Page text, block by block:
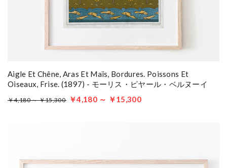
Aigle Et Chêne, Aras Et Maïs, Bordures. Poissons Et
Oiseaux, Frise. (1897) - モーリス・ピヤール・ベルヌーイ
￥4,180 ～ ￥15,300 ￥4,180 ～ ￥15,300